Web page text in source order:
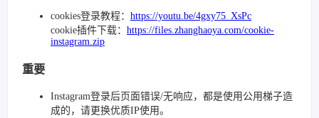
cookies登录教程： https://youtu.be/4gxy75_XsPc
cookie插件下载： https://files.zhanghaoya.com/cookie-
instagram.zip
重要
Instagram登录后页面错误/无响应，都是使用公用梯子造
成的，请更换优质IP使用。